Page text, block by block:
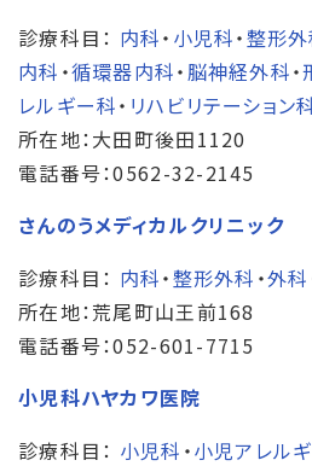
診療科目： 内科・ 小児科・整形外
内科 ・循環器内科・ 脳神経外科・
レルギー科・ リハビリテーション
所在地：大田町後田1120
電話番号：0562-32-2145
さんのうメディカルクリニック
診療科目： 内科・整形外科 ・外科
所在地：荒尾町山王前168
電話番号：052-601-7715
小児科ハヤカワ医院
診療科目： 小児科 ・小児アレル